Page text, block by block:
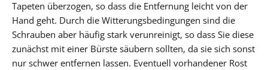
Tapeten überzogen, so dass die Entfernung leicht von der
Hand geht. Durch die Witterungsbedingungen sind die
Schrauben aber häufig stark verunreinigt, so dass Sie diese
zunächst mit einer Bürste säubern sollten, da sie sich sonst
nur schwer entfernen lassen. Eventuell vorhandener Rost